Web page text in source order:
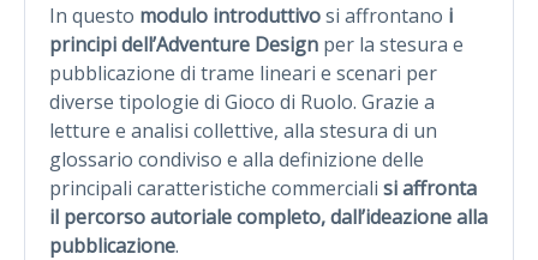
In questo modulo introduttivosi affrontano i
principi dell’Adventure Design per la stesura e
pubblicazione di trame lineari e scenari per
diverse tipologie di Gioco di Ruolo. Grazie a
letture e analisi collettive, alla stesura di un
glossario condiviso e alla definizione delle
principali caratteristiche commerciali si affronta
il percorso autoriale completo, dall’ideazione alla
pubblicazione.